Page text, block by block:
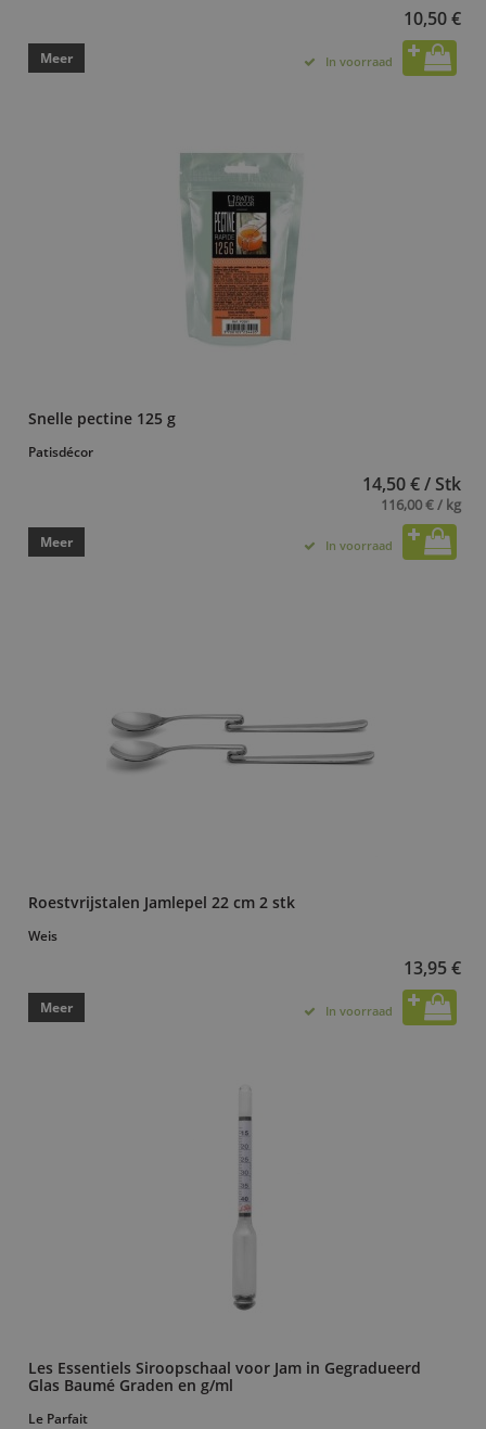
10,50 €
Meer In voorraad
Snelle pectine 125 g
Patisdécor
14,50 € / Stk
116,00 € / kg
Meer In voorraad
Roestvrijstalen Jamlepel 22 cm 2 stk
Weis
13,95 €
Meer In voorraad
Les Essentiels Siroopschaal voor Jam in Gegradueerd
Glas Baumé Graden en g/ml
Le Parfait